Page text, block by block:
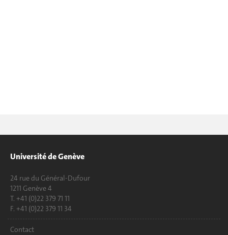
Université de Genève
24 rue du Général-Dufour
1211 Genève 4
T. +41 (0)22 379 71 11
F. +41 (0)22 379 11 34
Contact